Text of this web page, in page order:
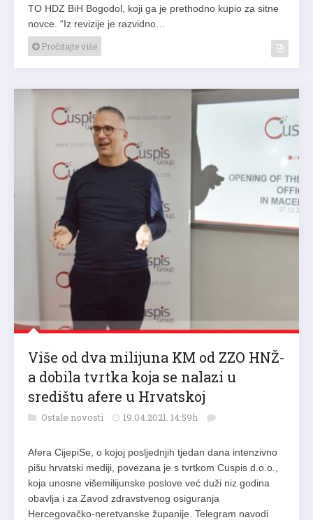
TO HDZ BiH Bogodol, koji ga je prethodno kupio za sitne
novce. “Iz revizije je razvidno…
Pročitajte više
Više od dva milijuna KM od ZZO HNŽ-
a dobila tvrtka koja se nalazi u
središtu afere u Hrvatskoj
Ostale novosti 19.04.2021. 14:59h
Afera CijepiSe, o kojoj posljednjih tjedan dana intenzivno
pišu hrvatski mediji, povezana je s tvrtkom Cuspis d.o.o.,
koja unosne višemilijunske poslove već duži niz godina
obavlja i za Zavod zdravstvenog osiguranja
Hercegovačko-neretvanske županije. Telegram navodi